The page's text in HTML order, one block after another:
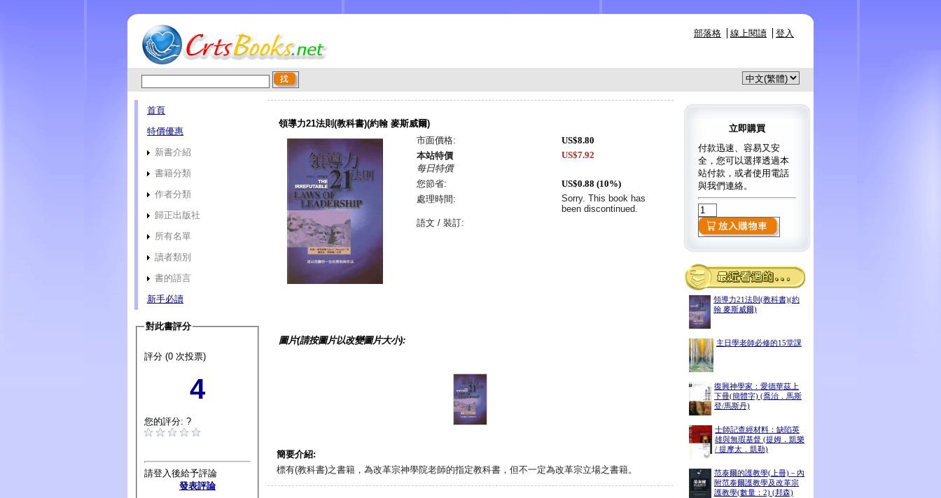
部落格 線上閱讀 登入
首頁
特價優惠
新書介紹
書籍分類
作者分類
歸正出版社
所有名單
讀者類別
書的語言
新手必讀
對此書評分
評分 (0 次投票)
4
您的評分: ?
請登入後給予評論
發表評論
立即購買
付款迅速、容易又安
全，您可以選擇透過本
站付款，或者使用電話
與我們連絡。
領導力21法則(教科書)(約
翰 麥斯威爾)
主日學老師必修的15堂課
復興神學家：愛德華茲上
下冊(簡體字) (喬治．馬斯
登/馬斯丹)
士師記查經材料：缺陷英
雄與無瑕基督 (提姆．凱樂
/ 提摩太．凱勒)
范泰爾的護教學(上冊)－內
附范泰爾護教學及改革宗
護教學(數量：2) (邦森)
領導力21法則(教科書)(約翰 麥斯威爾)
市面價格:
US$8.80
本站特價
每日特價
US$7.92
您節省:
US$0.88 (10%)
處理時間:
Sorry. This book has
been discontinued.
語文 / 裝訂:
圖片(請按圖片以改變圖片大小):
簡要介紹:
標有(教科書)之書籍，為改革宗神學院老師的指定教科書，但不一定為改革宗立場之書籍。